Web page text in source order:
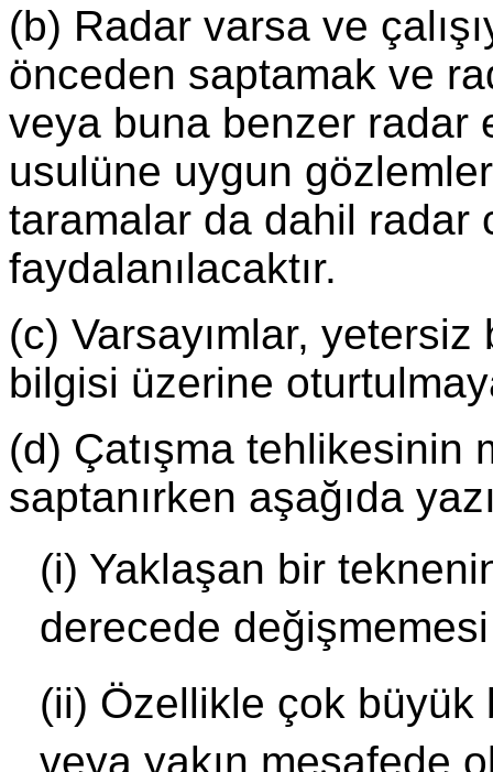
(b) Radar varsa ve
önceden saptamak ve
veya buna benzer radar
usulüne uygun
taramalar da dahil radar
faydalanılacaktır.
(c) Varsayımlar,
bilgisi üzerine
(d) Çatışma tehlikesinin
saptanırken aşağıda
(i) Yaklaşan bir
derecede
(ii) Özellikle çok
veya yakın mesafede